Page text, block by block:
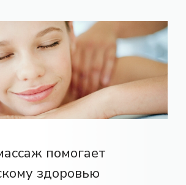
помогает
здоровью